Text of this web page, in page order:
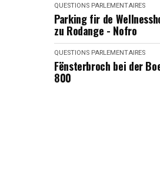
QUESTIONS PARLEMENTAIRES
Parking fir de
zu Rodange - Nofro
QUESTIONS PARLEMENTAIRES
Fënsterbroch bei der
800